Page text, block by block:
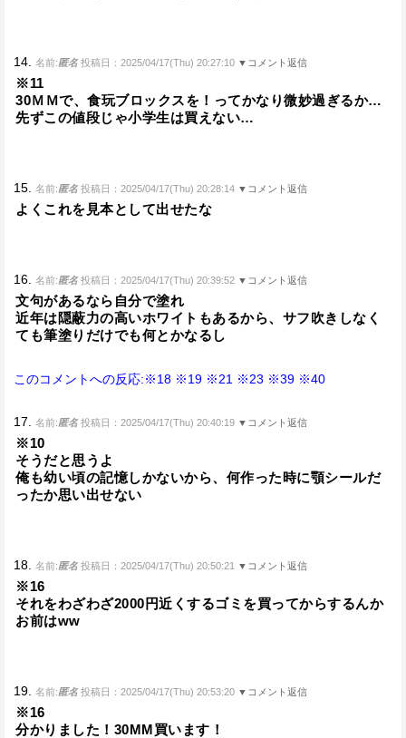
14. 名前:匿名 投稿日：2025/04/17(Thu) 20:27:10 ▼コメント返信
※11
30ＭＭで、食玩ブロックスを！ってかなり微妙過ぎるか…
先ずこの値段じゃ小学生は買えない…
15. 名前:匿名 投稿日：2025/04/17(Thu) 20:28:14 ▼コメント返信
よくこれを見本として出せたな
16. 名前:匿名 投稿日：2025/04/17(Thu) 20:39:52 ▼コメント返信
文句があるなら自分で塗れ
近年は隠蔽力の高いホワイトもあるから、サフ吹きしなく
ても筆塗りだけでも何とかなるし
このコメントへの反応:※18 ※19 ※21 ※23 ※39 ※40
17. 名前:匿名 投稿日：2025/04/17(Thu) 20:40:19 ▼コメント返信
※10
そうだと思うよ
俺も幼い頃の記憶しかないから、何作った時に顎シールだ
ったか思い出せない
18. 名前:匿名 投稿日：2025/04/17(Thu) 20:50:21 ▼コメント返信
※16
それをわざわざ2000円近くするゴミを買ってからするんか
お前はww
19. 名前:匿名 投稿日：2025/04/17(Thu) 20:53:20 ▼コメント返信
※16
分かりました！30MM買います！